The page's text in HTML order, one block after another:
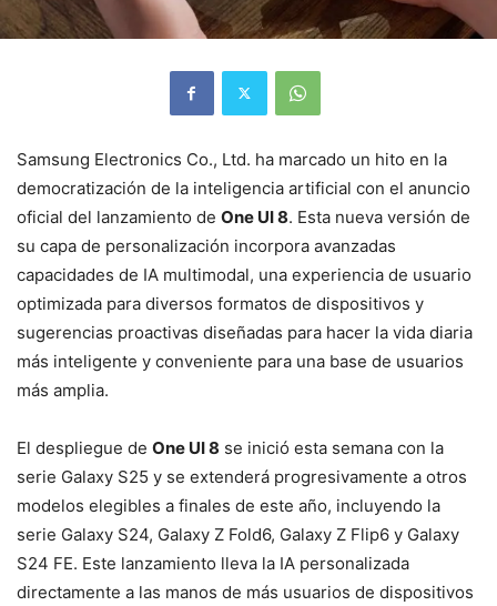
Samsung Electronics Co., Ltd. ha marcado un hito en la
democratización de la inteligencia artificial con el anuncio
oficial del lanzamiento de One UI 8. Esta nueva versión de
su capa de personalización incorpora avanzadas
capacidades de IA multimodal, una experiencia de usuario
optimizada para diversos formatos de dispositivos y
sugerencias proactivas diseñadas para hacer la vida diaria
más inteligente y conveniente para una base de usuarios
más amplia.
El despliegue de One UI 8 se inició esta semana con la
serie Galaxy S25 y se extenderá progresivamente a otros
modelos elegibles a finales de este año, incluyendo la
serie Galaxy S24, Galaxy Z Fold6, Galaxy Z Flip6 y Galaxy
S24 FE. Este lanzamiento lleva la IA personalizada
directamente a las manos de más usuarios de dispositivos